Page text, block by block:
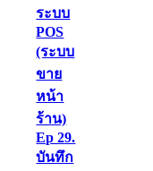
ระบบ
POS
(ระบบ
ขาย
หน้า
ร้าน)
Ep 29.
บันทึก